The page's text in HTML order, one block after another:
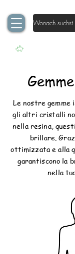
Le nostre gemme
gli altri cristalli
nella resina,
brillare.
ottimizzata e alla
garantiscono la
nella